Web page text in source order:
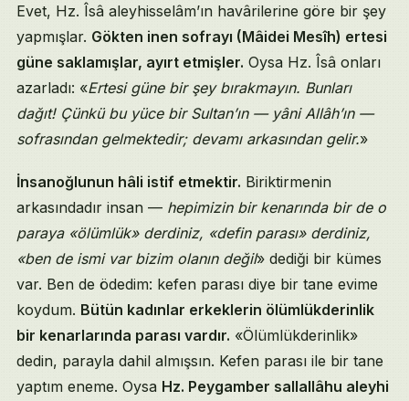
Evet, Hz. Îsâ aleyhisselâm’ın havârilerine göre bir şey
yapmışlar. Gökten inen sofrayı (Mâidei Mesîh) ertesi
güne saklamışlar, ayırt etmişler. Oysa Hz. Îsâ onları
azarladı: «Ertesi güne bir şey bırakmayın. Bunları
dağıt! Çünkü bu yüce bir Sultan’ın — yâni Allâh’ın —
sofrasından gelmektedir; devamı arkasından gelir.»
İnsanoğlunun hâli istif etmektir. Biriktirmenin
arkasındadır insan — hepimizin bir kenarında bir de o
paraya «ölümlük» derdiniz, «defin parası» derdiniz,
«ben de ismi var bizim olanın değil» dediği bir kümes
var. Ben de ödedim: kefen parası diye bir tane evime
koydum. Bütün kadınlar erkeklerin ölümlükderinlik
bir kenarlarında parası vardır. «Ölümlükderinlik»
dedin, parayla dahil almışsın. Kefen parası ile bir tane
yaptım eneme. Oysa Hz. Peygamber sallallâhu aleyhi